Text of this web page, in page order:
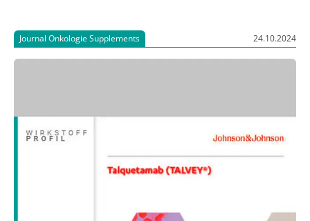
Journal Onkologie Supplements 24.10.2024